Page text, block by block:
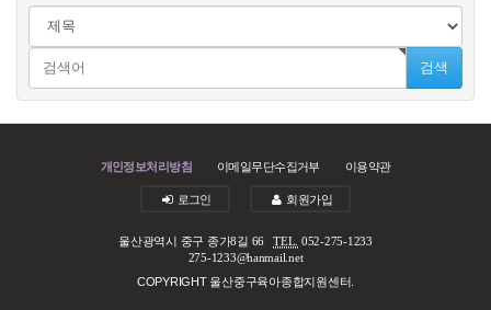
검색
개인정보처리방침 이메일무단수집거부 이용약관
로그인 회원가입
울산광역시 중구 종가8길 66TEL. 052-275-1233
275-1233@hanmail.net
COPYRIGHT 울산중구육아종합지원센터.